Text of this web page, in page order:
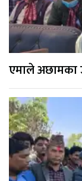
एमाले अछामका